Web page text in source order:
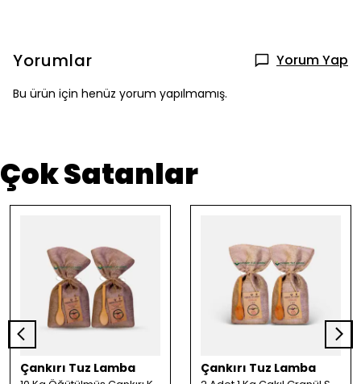
Yorumlar Yorum Yap
Bu ürün için henüz yorum yapılmamış.
Çok Satanlar
Çankırı Tuz Lamba Çankırı Tuz Lamba